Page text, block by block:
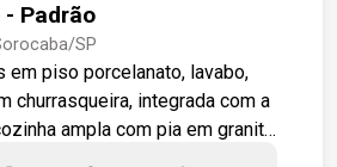
Padrão
SP
em piso porcelanato, lavabo,
churrasqueira, integrada com a
ampla com pia em granito